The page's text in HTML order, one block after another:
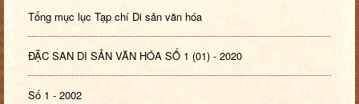
Tổng mục lục Tạp chí Di sản văn hóa
ĐẶC SAN DI SẢN VĂN HÓA SỐ 1 (01) - 2020
Số 1 - 2002